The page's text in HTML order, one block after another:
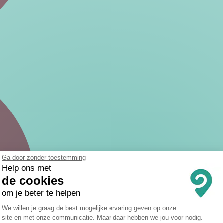
Ga door zonder toestemming
Help ons met
de cookies
om je beter te helpen
Toestemmingsbeheerplatform:
We willen je graag de best mogelijke ervaring geven op onze
site en met onze communicatie. Maar daar hebben we jou voor nodig.